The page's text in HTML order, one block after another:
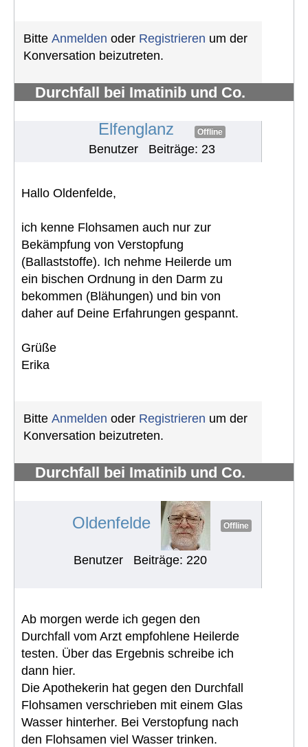
Bitte Anmelden oder Registrieren um der
Konversation beizutreten.
Durchfall bei Imatinib und Co.
Elfenglanz Offline
Benutzer Beiträge: 23
Hallo Oldenfelde,
ich kenne Flohsamen auch nur zur
Bekämpfung von Verstopfung
(Ballaststoffe). Ich nehme Heilerde um
ein bischen Ordnung in den Darm zu
bekommen (Blähungen) und bin von
daher auf Deine Erfahrungen gespannt.
Grüße
Erika
Bitte Anmelden oder Registrieren um der
Konversation beizutreten.
Durchfall bei Imatinib und Co.
Oldenfelde Offline
Benutzer Beiträge: 220
Ab morgen werde ich gegen den
Durchfall vom Arzt empfohlene Heilerde
testen. Über das Ergebnis schreibe ich
dann hier.
Die Apothekerin hat gegen den Durchfall
Flohsamen verschrieben mit einem Glas
Wasser hinterher. Bei Verstopfung nach
den Flohsamen viel Wasser trinken.